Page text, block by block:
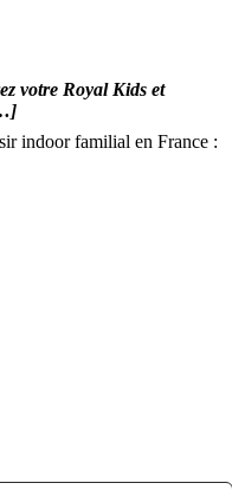
votre Royal Kids et
indoor familial en France :